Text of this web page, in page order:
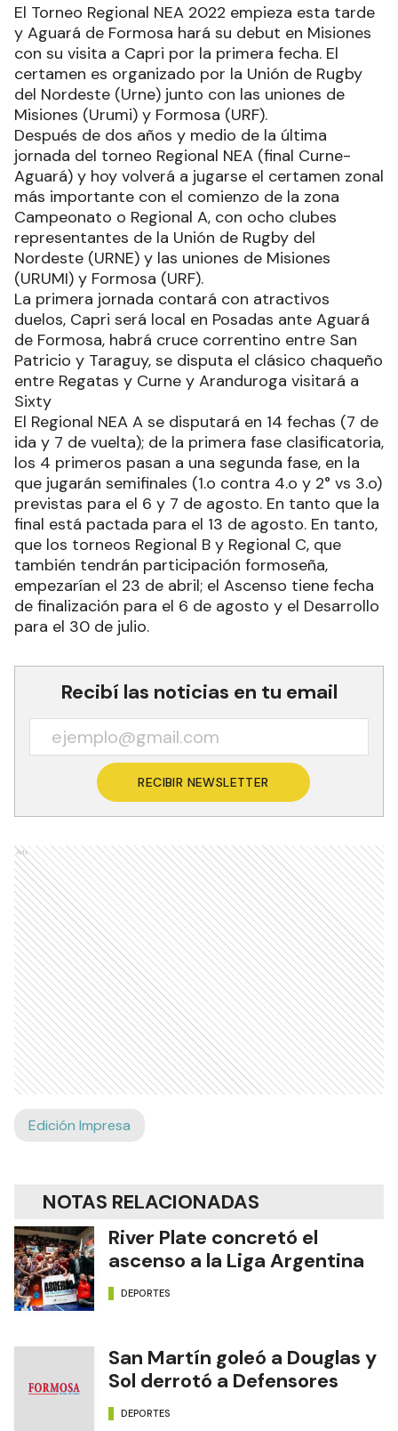
El Torneo Regional NEA 2022 empieza esta tarde
y Aguará de Formosa hará su debut en Misiones
con su visita a Capri por la primera fecha. El
certamen es organizado por la Unión de Rugby
del Nordeste (Urne) junto con las uniones de
Misiones (Urumi) y Formosa (URF).
Después de dos años y medio de la última
jornada del torneo Regional NEA (final Curne-
Aguará) y hoy volverá a jugarse el certamen zonal
más importante con el comienzo de la zona
Campeonato o Regional A, con ocho clubes
representantes de la Unión de Rugby del
Nordeste (URNE) y las uniones de Misiones
(URUMI) y Formosa (URF).
La primera jornada contará con atractivos
duelos, Capri será local en Posadas ante Aguará
de Formosa, habrá cruce correntino entre San
Patricio y Taraguy, se disputa el clásico chaqueño
entre Regatas y Curne y Aranduroga visitará a
Sixty
El Regional NEA A se disputará en 14 fechas (7 de
ida y 7 de vuelta); de la primera fase clasificatoria,
los 4 primeros pasan a una segunda fase, en la
que jugarán semifinales (1.o contra 4.o y 2° vs 3.o)
previstas para el 6 y 7 de agosto. En tanto que la
final está pactada para el 13 de agosto. En tanto,
que los torneos Regional B y Regional C, que
también tendrán participación formoseña,
empezarían el 23 de abril; el Ascenso tiene fecha
de finalización para el 6 de agosto y el Desarrollo
para el 30 de julio.
Recibí las noticias en tu email
RECIBIR NEWSLETTER
Ads
Edición Impresa
NOTAS RELACIONADAS
River Plate concretó el
ascenso a la Liga Argentina
DEPORTES
San Martín goleó a Douglas y
Sol derrotó a Defensores
DEPORTES